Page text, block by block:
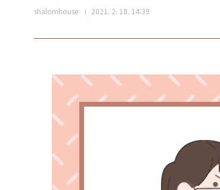
shalomhouse 2021. 2. 18. 14:39